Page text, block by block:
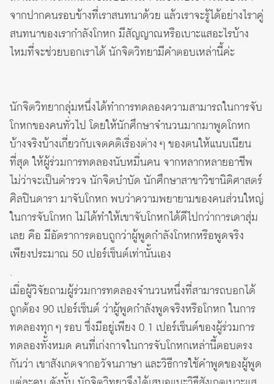
จากปากคนรอบข้างที่เราสนทนาด้วย แล้วเราจะรู้ได้อย่างไราคู่
สนทนาของเรากำลังโกหก มีสัญญาณหรือเบาะแสอะไรบ้าง
ไหมที่จะช่วยบอกเราได้ นักจิตวิทยามีคำตอบเหล่านี้ค่ะ
นักจิตวิทยากลุ่มหนึ่งได้ทำการทดลองความสามารถในการจับ
โกหกของคนทั่วไป โดยให้นักศึกษาจำนวนมากมาพูดโกหก
บ้างจริงบ้างเกี่ยวกับเจตคติเรื่องต่าง ๆ ของตนให้แนบเนียน
ที่สุด ให้ผู้ร่วมการทดลองนับหมื่นคน จากหลากหลายอาชีพ
ไม่ว่าจะเป็นตำรวจ นักจิตบำบัด นักศึกษาสาขาวิชานิติศาสตร์
ศิลปินดารา มาจับโกหก พบว่าความพยายามของคนส่วนใหญ่
ในการจับโกหก ไม่ได้ทำให้เขาจับโกหกได้ดีไปกว่าการเดาสุ่ม
เลย คือ มีอัตราการตอบถูกว่าผู้พูดกำลังโกหกหรือพูดจริง
เพียงประมาณ 50 เปอร์เซ็นต์เท่านั้นเอง
.
เมื่อผู้วิจัยถามผู้ร่วมการทดลองจำนวนหนึ่งที่สามารถบอกได้
ถูกต้อง 90 เปอร์เซ็นต์ ว่าผู้พูดกำลังพูดจริงหรือโกหก ในการ
ทดลองทุก ๆ รอบ ซึ่งมีอยู่เพียง 0.1 เปอร์เซ็นต์ของผู้ร่วมการ
ทดลองทั้งหมด คนที่เก่งกาจในการจับโกหกเหล่านี้ตอบตรง
กันว่า เขาสังเกตจากอวัจนภาษา และวิธีการใช้คำพูดของผู้พูด